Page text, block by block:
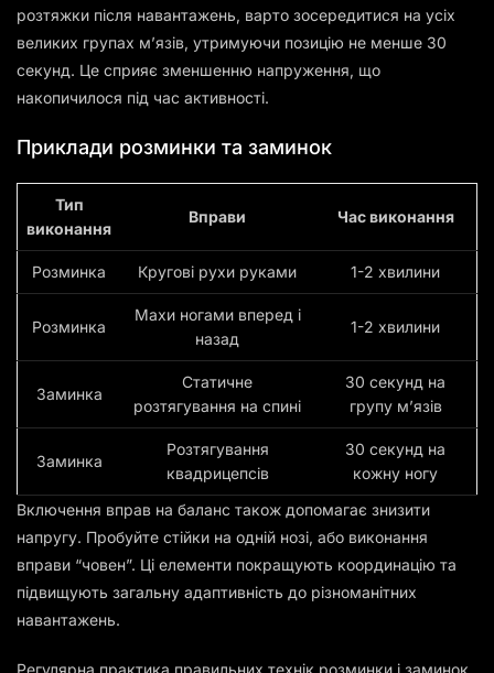
розтяжки після навантажень, варто зосередитися на усіх
великих групах м’язів, утримуючи позицію не менше 30
секунд. Це сприяє зменшенню напруження, що
накопичилося під час активності.
Приклади розминки та заминок
Тип
виконання
Вправи Час виконання
Розминка Кругові рухи руками 1-2 хвилини
Розминка
Махи ногами вперед і
назад
1-2 хвилини
Заминка
Статичне
розтягування на спині
30 секунд на
групу м’язів
Заминка
Розтягування
квадрицепсів
30 секунд на
кожну ногу
Включення вправ на баланс також допомагає знизити
напругу. Пробуйте стійки на одній нозі, або виконання
вправи “човен”. Ці елементи покращують координацію та
підвищують загальну адаптивність до різноманітних
навантажень.